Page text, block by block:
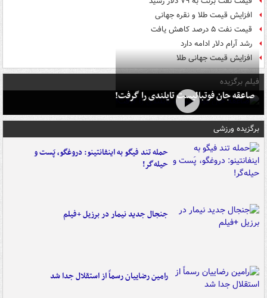
افزایش قیمت طلا و نقره جهانی
قیمت نفت ۵ درصد کاهش یافت
رشد آرام دلار ادامه دارد
افزایش قیمت جهانی طلا
فیلم برگزیده
صاعقه جان فوتبالیست تایلندی را گرفت!
برگزیده ورزشی
حمله تند فیگو به اینفانتینو: دروغگو، پَست‌ و
حیله‌گر!
جنجال جدید نیمار در برزیل +فیلم
رامین رضاییان رسماً از استقلال جدا شد